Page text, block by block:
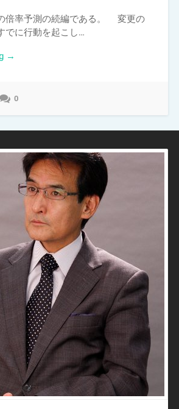
倍率予測の続編である。 変更の
でに行動を起こし…
→
0